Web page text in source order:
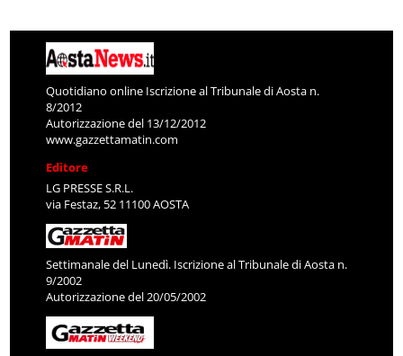
Quotidiano online Iscrizione al Tribunale di Aosta n.
8/2012
Autorizzazione del 13/12/2012
www.gazzettamatin.com
Editore
LG PRESSE S.R.L.
via Festaz, 52 11100 AOSTA
Settimanale del Lunedì. Iscrizione al Tribunale di Aosta n.
9/2002
Autorizzazione del 20/05/2002